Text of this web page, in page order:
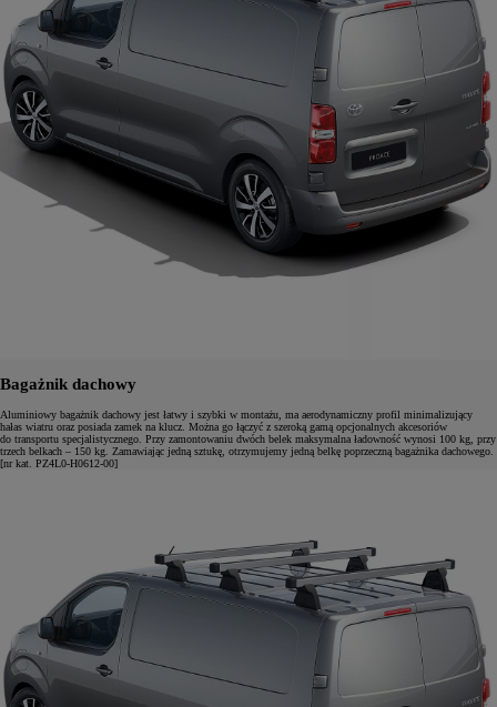
Bagażnik dachowy
Aluminiowy bagażnik dachowy jest łatwy i szybki w montażu, ma aerodynamiczny profil minimalizujący
hałas wiatru oraz posiada zamek na klucz. Można go łączyć z szeroką gamą opcjonalnych akcesoriów
do transportu specjalistycznego. Przy zamontowaniu dwóch belek maksymalna ładowność wynosi 100 kg, przy
trzech belkach – 150 kg. Zamawiając jedną sztukę, otrzymujemy jedną belkę poprzeczną bagażnika dachowego.
[nr kat. PZ4L0-H0612-00]